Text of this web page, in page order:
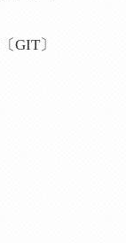
GIT〕